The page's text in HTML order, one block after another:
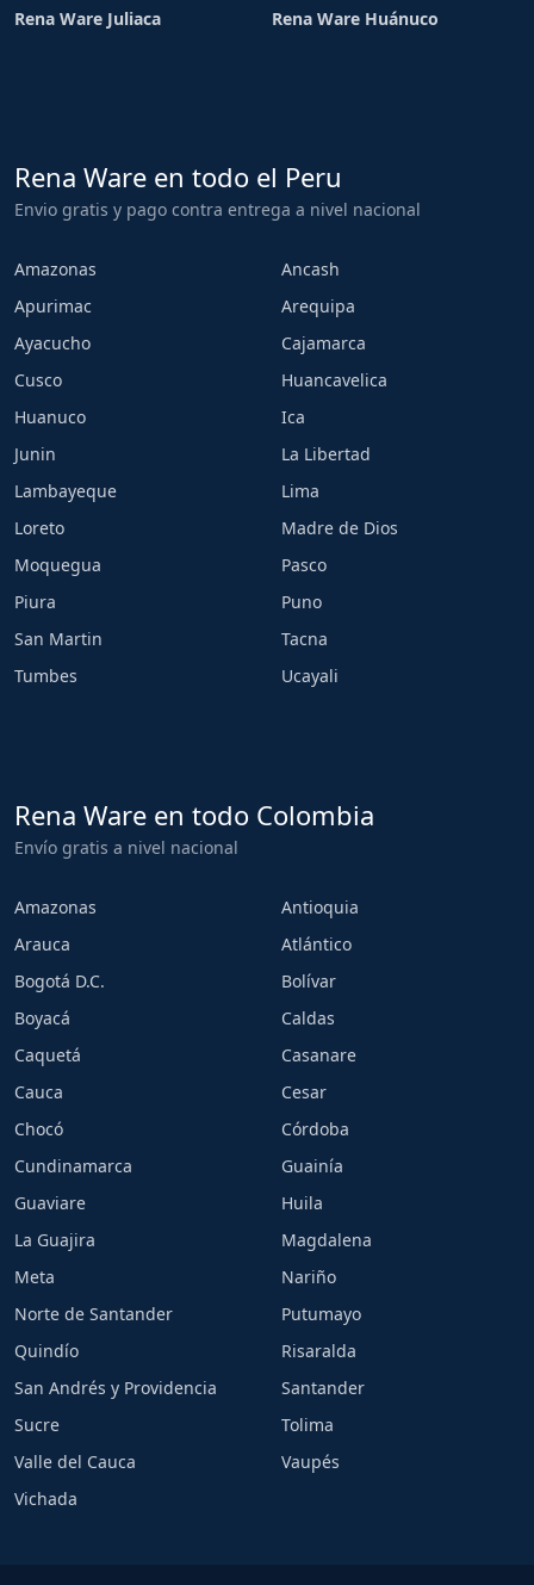
Rena Ware Juliaca Rena Ware Huánuco
Rena Ware en todo el Peru
Envio gratis y pago contra entrega a nivel nacional
Amazonas
Ancash
Apurimac
Arequipa
Ayacucho
Cajamarca
Cusco
Huancavelica
Huanuco
Ica
Junin
La Libertad
Lambayeque
Lima
Loreto
Madre de Dios
Moquegua
Pasco
Piura
Puno
San Martin
Tacna
Tumbes
Ucayali
Rena Ware en todo Colombia
Envío gratis a nivel nacional
Amazonas
Antioquia
Arauca
Atlántico
Bogotá D.C.
Bolívar
Boyacá
Caldas
Caquetá
Casanare
Cauca
Cesar
Chocó
Córdoba
Cundinamarca
Guainía
Guaviare
Huila
La Guajira
Magdalena
Meta
Nariño
Norte de Santander
Putumayo
Quindío
Risaralda
San Andrés y Providencia
Santander
Sucre
Tolima
Valle del Cauca
Vaupés
Vichada